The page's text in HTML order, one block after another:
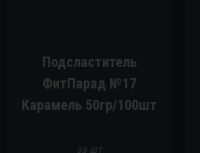
Подсластитель
ФитПарад №17
Карамель 50гр/100шт
за шт